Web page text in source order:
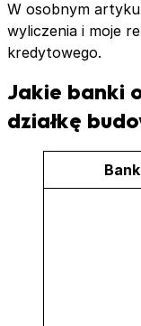
W osobnym
wyliczenia i moje
kredytowego.
Jakie banki
działkę
Bank